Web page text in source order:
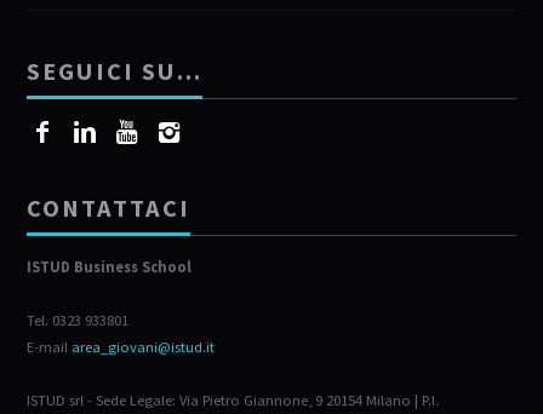
SEGUICI SU…
CONTATTACI
ISTUD Business School
Tel. 0323 933801
E-mail area_giovani@istud.it
ISTUD srl - Sede Legale: Via Pietro Giannone, 9 20154 Milano | P.I.